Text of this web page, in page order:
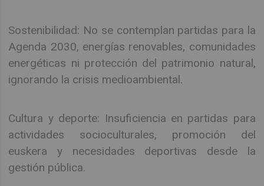
Sostenibilidad: No se contemplan partidas para la
Agenda 2030, energías renovables, comunidades
energéticas ni protección del patrimonio natural,
ignorando la crisis medioambiental.
Cultura y deporte: Insuficiencia en partidas para
actividades socioculturales, promoción del
euskera y necesidades deportivas desde la
gestión pública.